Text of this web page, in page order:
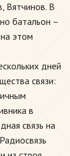
Вятчинов. В
батальон –
этом
дней
связи:
в
связь на